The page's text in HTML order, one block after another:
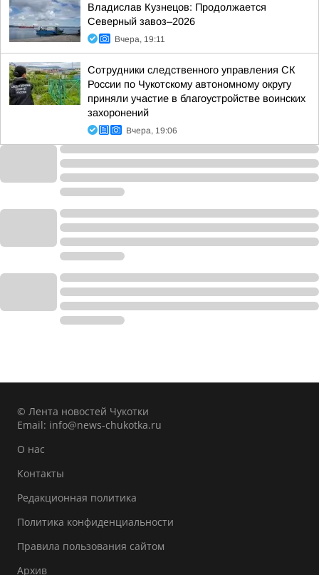
Владислав Кузнецов: Продолжается
Северный завоз–2026
Вчера, 19:11
Сотрудники следственного управления СК
России по Чукотскому автономному округу
приняли участие в благоустройстве воинских
захоронений
Вчера, 19:06
© Лента новостей Чукотки
Email: info@news-chukotka.ru
О нас
Контакты
Редакционная политика
Политика конфиденциальности
Правила пользования сайтом
Архив